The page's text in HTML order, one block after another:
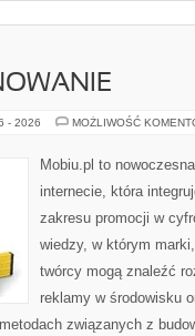
- 2026 MOŻLIWOŚĆ
Mobiu.pl to
internecie, która
zakresu promocji w
wiedzy, w którym
twórcy mogą znaleźć
reklamy w środowisku
związanych z